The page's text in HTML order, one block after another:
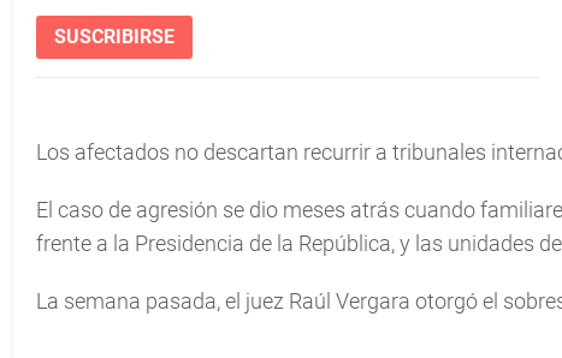
SUSCRIBIRSE
Los afectados no descartan recurrir a tribunales
El caso de agresión se dio meses atrás cuando
frente a la Presidencia de la República, y las unidades
La semana pasada, el juez Raúl Vergara otorgó el